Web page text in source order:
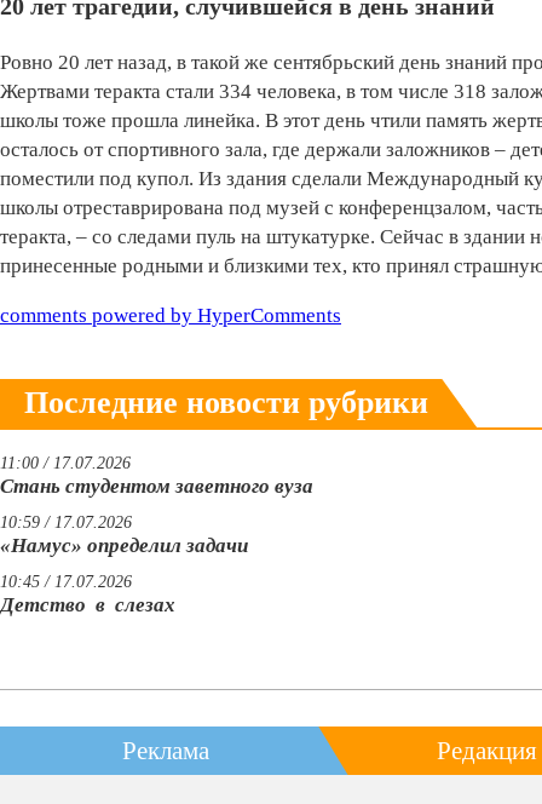
20 лет трагедии, случившейся в день знаний
Ровно 20 лет назад, в такой же сентябрьский день знаний
Жертвами теракта стали 334 человека, в том числе 318
школы тоже прошла линейка. В этот день чтили память
осталось от спортивного зала, где держали заложников –
поместили под купол. Из здания сделали Международный
школы отреставрирована под музей с конференцзалом,
теракта, – со следами пуль на штукатурке. Сейчас в
принесенные родными и близкими тех, кто принял
comments powered by HyperComments
Последние новости рубрики
11:00 / 17.07.2026
Стань студентом заветного вуза
10:59 / 17.07.2026
«Намус» определил задачи
10:45 / 17.07.2026
Детство в слезах
Реклама Редакция